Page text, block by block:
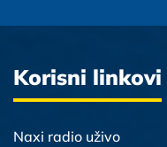
Korisni linkovi
Naxi radio uživo